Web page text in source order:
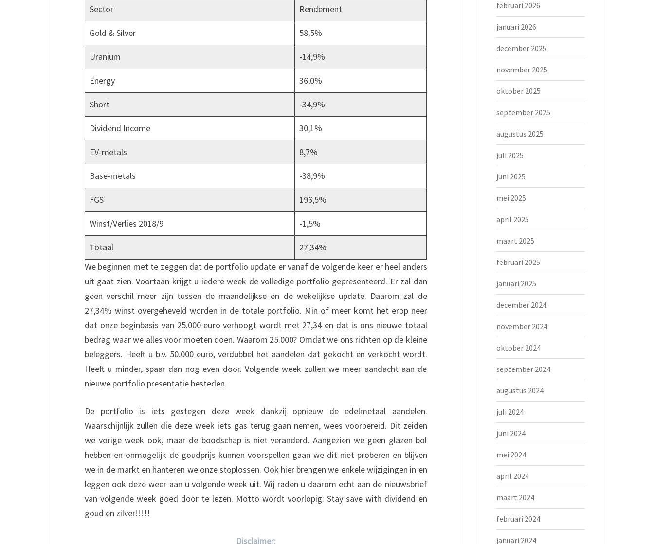
Sector Rendement
Gold & Silver 58,5%
Uranium -14,9%
Energy 36,0%
Short -34,9%
Dividend Income 30,1%
EV-metals 8,7%
Base-metals -38,9%
FGS 196,5%
Winst/Verlies 2018/9 -1,5%
Totaal
27,34%
We beginnen met te zeggen dat de portfolio update er vanaf de volgende keer er heel anders
uit gaat zien. Voortaan krijgt u iedere week de volledige portfolio gepresenteerd. Er zal dan
geen verschil meer zijn tussen de maandelijkse en de wekelijkse update. Daarom zal de
27,34% winst overgeheveld worden in de totale portfolio. Min of meer komt het erop neer
dat onze beginbasis van 25.000 euro verhoogt wordt met 27,34 en dat is ons nieuwe totaal
bedrag waar we alles voor moeten doen. Waarom 25.000? Omdat we ons richten op de kleine
beleggers. Heeft u b.v. 50.000 euro, verdubbel het aandelen dat gekocht en verkocht wordt.
Heeft u minder, spaar dan nog even door. Volgende week zullen we meer aandacht aan de
nieuwe portfolio presentatie besteden.
De portfolio is iets gestegen deze week dankzij opnieuw de edelmetaal aandelen.
Waarschijnlijk zullen die deze week iets gas terug gaan nemen, wees voorbereid. Dit zeiden
we vorige week ook, maar de boodschap is niet veranderd. Aangezien we geen glazen bol
hebben en onmogelijk de goudprijs kunnen voorspellen gaan we dit niet proberen en blijven
we in de markt en hanteren we onze stoplossen. Ook hier brengen we enkele wijzigingen in en
leggen ook deze weer aan u volgende week uit. Wij raden u daarom echt aan de nieuwsbrief
van volgende week goed door te lezen. Motto wordt voorlopig: Stay save with dividend en
goud en zilver!!!!!
Disclaimer:
februari 2026
januari 2026
december 2025
november 2025
oktober 2025
september 2025
augustus 2025
juli 2025
juni 2025
mei 2025
april 2025
maart 2025
februari 2025
januari 2025
december 2024
november 2024
oktober 2024
september 2024
augustus 2024
juli 2024
juni 2024
mei 2024
april 2024
maart 2024
februari 2024
januari 2024